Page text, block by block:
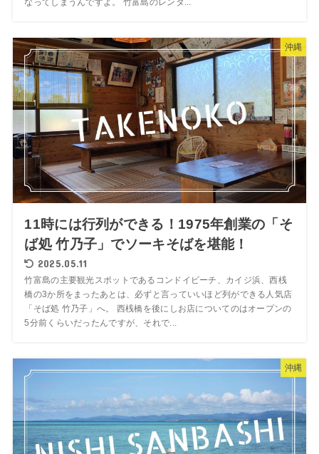
なってしまうんですよ。 竹富島のレンタ...
沖縄
11時には行列ができる！1975年創業の「そ
ば処 竹乃子」でソーキそばを堪能！
2025.05.11
竹富島の主要観光スポットであるコンドイビーチ、カイジ浜、西桟
橋の3か所をまったあとは、必ずと言っていいほど列ができる人気店
「そば処 竹乃子」へ。 西桟橋を後にしお店についてのはオープンの
5分前くらいだったんですが、それで...
沖縄